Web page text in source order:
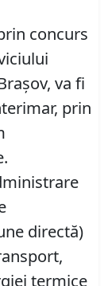
concurs
va fi
prin
directă)
termice